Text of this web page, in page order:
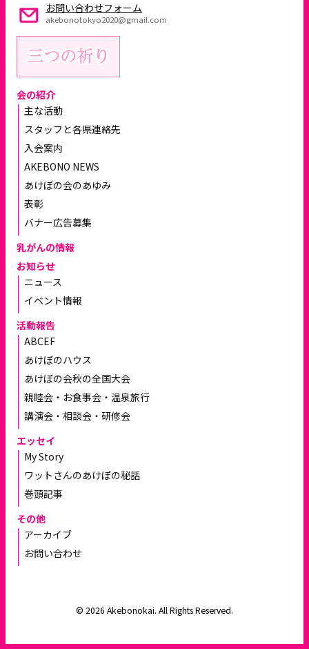
お問い合わせフォーム
akebonotokyo2020@gmail.com
会の紹介
主な活動
スタッフと各県連絡先
入会案内
AKEBONO NEWS
あけぼの会のあゆみ
表彰
バナー広告募集
乳がんの情報
お知らせ
ニュース
イベント情報
活動報告
ABCEF
あけぼのハウス
あけぼの会秋の全国大会
親睦会・お食事会・温泉旅行
講演会・相談会・研修会
エッセイ
My Story
ワットさんのあけぼの秘話
巻頭記事
その他
アーカイブ
お問い合わせ
© 2026 Akebonokai. All Rights Reserved.